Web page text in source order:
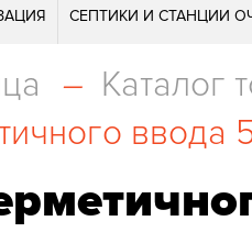
СЕПТИКИ И СТАНЦИИ
– Каталог
ввода